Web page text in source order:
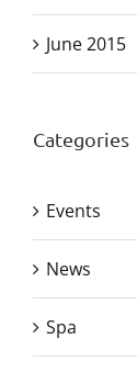
June 2015
Categories
Events
News
Spa